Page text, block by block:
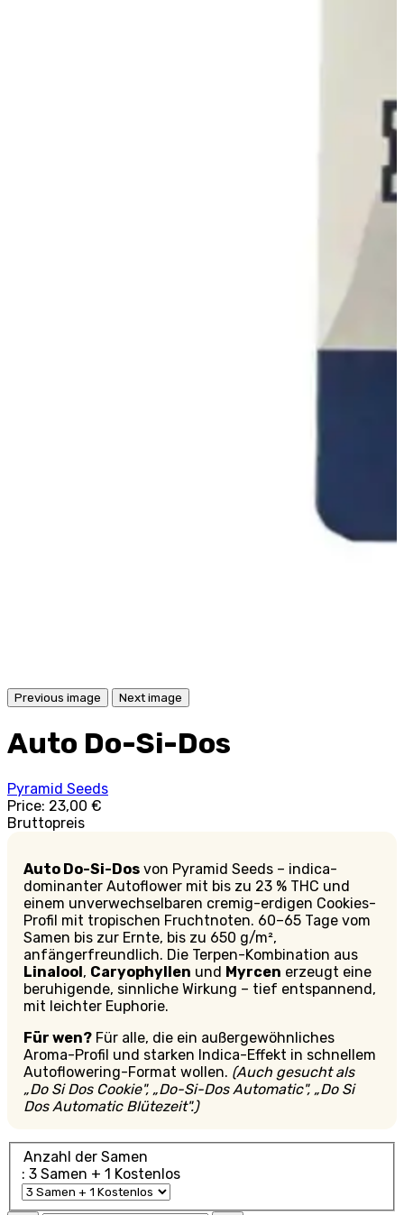
Previous image Next image
Auto Do-Si-Dos
Pyramid Seeds
Price: 23,00 €
Bruttopreis
Auto Do-Si-Dos von Pyramid Seeds – indica-
dominanter Autoflower mit bis zu 23 % THC und
einem unverwechselbaren cremig-erdigen Cookies-
Profil mit tropischen Fruchtnoten. 60–65 Tage vom
Samen bis zur Ernte, bis zu 650 g/m²,
anfängerfreundlich. Die Terpen-Kombination aus
Linalool, Caryophyllen und Myrcen erzeugt eine
beruhigende, sinnliche Wirkung – tief entspannend,
mit leichter Euphorie.
Für wen? Für alle, die ein außergewöhnliches
Aroma-Profil und starken Indica-Effekt in schnellem
Autoflowering-Format wollen. (Auch gesucht als
„Do Si Dos Cookie", „Do-Si-Dos Automatic", „Do Si
Dos Automatic Blütezeit".)
Anzahl der Samen
: 3 Samen + 1 Kostenlos